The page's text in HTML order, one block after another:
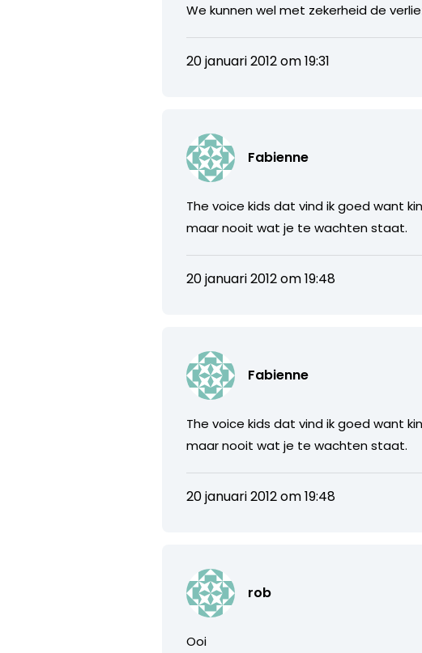
We kunnen wel met zekerheid de
20 januari 2012 om 19:31
Fabienne
The voice kids dat vind ik goed want
maar nooit wat je te wachten staat.
20 januari 2012 om 19:48
Fabienne
The voice kids dat vind ik goed want
maar nooit wat je te wachten staat.
20 januari 2012 om 19:48
rob
Ooi